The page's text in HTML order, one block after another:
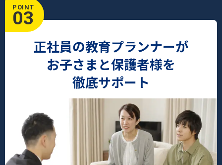
POINT
03
正社員の教育プランナーが
お子さまと保護者様を
徹底サポート